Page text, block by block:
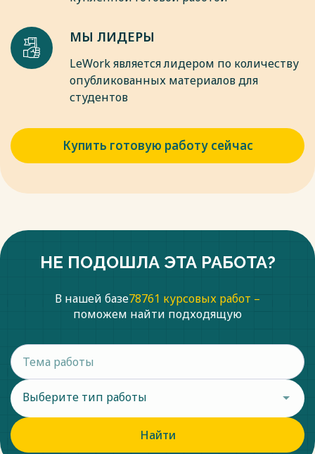
МЫ ЛИДЕРЫ
LeWork является лидером по количеству
опубликованных материалов для
студентов
Купить готовую работу сейчас
НЕ ПОДОШЛА ЭТА РАБОТА?
В нашей базе78761 курсовых работ –
поможем найти подходящую
Выберите тип работы
Найти